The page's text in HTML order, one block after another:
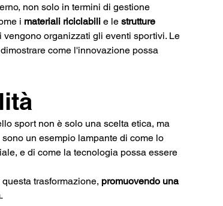
non solo in termini di gestione
i materiali riciclabili e le strutture
organizzati gli eventi sportivi. Le
come l'innovazione possa
sport non è solo una scelta etica, ma
sono un esempio lampante di come lo
e di come la tecnologia possa essere
trasformazione, promuovendo una
.